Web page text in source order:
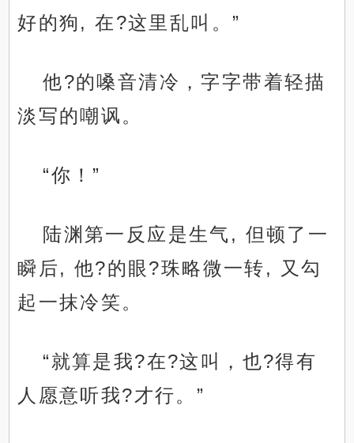
好的狗, 在?这里乱叫。”
他?的嗓音清冷，字字带着轻描
淡写的嘲讽。
“你！”
陆渊第一反应是生气, 但顿了一
瞬后, 他?的眼?珠略微一转, 又勾
起一抹冷笑。
“就算是我?在?这叫，也?得有
人愿意听我?才行。”